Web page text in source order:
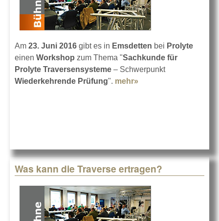
Am 23. Juni 2016 gibt es in Emsdetten bei Prolyte
einen Workshop zum Thema "Sachkunde für
Prolyte Traversensysteme – Schwerpunkt
Wiederkehrende Prüfung". mehr»
Was kann die Traverse ertragen?